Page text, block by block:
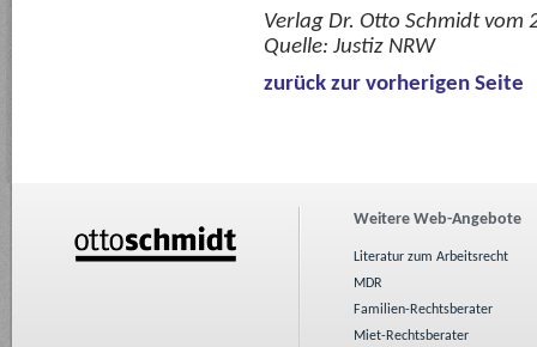
Verlag Dr. Otto Schmidt vom
Quelle: Justiz NRW
zurück zur vorherigen Seite
Weitere Web-Angebote
Literatur zum Arbeitsrecht
MDR
Familien-Rechtsberater
Miet-Rechtsberater